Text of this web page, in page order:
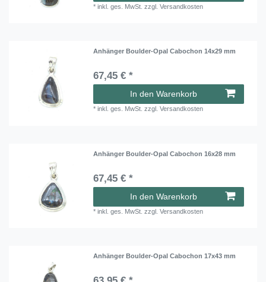
*inkl. ges. MwSt. zzgl.Versandkosten
Anhänger Boulder-Opal Cabochon 14x29 mm
67,45 € *
In den Warenkorb
*inkl. ges. MwSt. zzgl.Versandkosten
Anhänger Boulder-Opal Cabochon 16x28 mm
67,45 € *
In den Warenkorb
*inkl. ges. MwSt. zzgl.Versandkosten
Anhänger Boulder-Opal Cabochon 17x43 mm